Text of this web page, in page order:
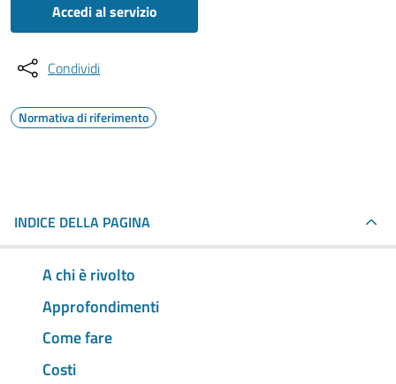
Accedi al servizio
Condividi
Normativa di riferimento
INDICE DELLA PAGINA
A chi è rivolto
Approfondimenti
Come fare
Costi